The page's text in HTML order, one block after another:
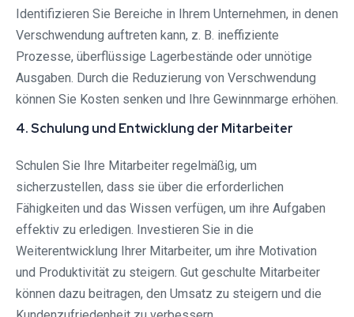
Identifizieren Sie Bereiche in Ihrem Unternehmen, in denen
Verschwendung auftreten kann, z. B. ineffiziente
Prozesse, überflüssige Lagerbestände oder unnötige
Ausgaben. Durch die Reduzierung von Verschwendung
können Sie Kosten senken und Ihre Gewinnmarge erhöhen.
4. Schulung und Entwicklung der Mitarbeiter
Schulen Sie Ihre Mitarbeiter regelmäßig, um
sicherzustellen, dass sie über die erforderlichen
Fähigkeiten und das Wissen verfügen, um ihre Aufgaben
effektiv zu erledigen. Investieren Sie in die
Weiterentwicklung Ihrer Mitarbeiter, um ihre Motivation
und Produktivität zu steigern. Gut geschulte Mitarbeiter
können dazu beitragen, den Umsatz zu steigern und die